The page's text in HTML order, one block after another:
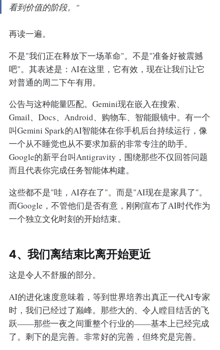
看到价值的阶段。"
再读一遍。
不是"我们正在释放下一场革命"。不是"准备好被震撼
吧"。其表述是：AI在这里，它有效，现在让我们让它
对普通的周二下午有用。
公告与这种能量匹配。Gemini现在嵌入在搜索、
Gmail、Docs、Android、购物车、智能眼镜中。有一个
叫Gemini Spark的AI智能体在你手机后台持续运行，像
一个从不睡觉也从不要求加薪的非常专注的助手。
Google的新平台叫Antigravity，围绕那些不仅回答问题
而且代表你完成任务智能体构建。
这些都不是"哇，AI存在了"。而是"AI现在是家具了"。
而Google，不管他们是否有意，刚刚宣布了AI时代作为
一个独立文化时刻的开始结束。
4、我们离结束比离开始更近
这是令人不舒服的部分。
AI的进化速度意味着，等到世界培养出真正一代AI专家
时，我们已经过了巅峰。那些大的、令人瞠目结舌的飞
跃——那些一夜之间重整个行业的——基本上已经完成
了。剩下的是完善。非常好的完善，但终究是完善。